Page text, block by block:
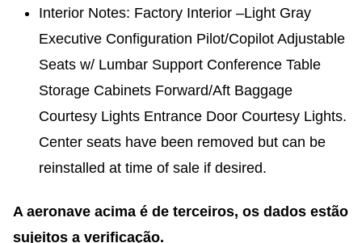
Interior Notes: Factory Interior –Light Gray
Executive Configuration Pilot/Copilot Adjustable
Seats w/ Lumbar Support Conference Table
Storage Cabinets Forward/Aft Baggage
Courtesy Lights Entrance Door Courtesy Lights.
Center seats have been removed but can be
reinstalled at time of sale if desired.
A aeronave acima é de terceiros, os dados estão
sujeitos a verificação.